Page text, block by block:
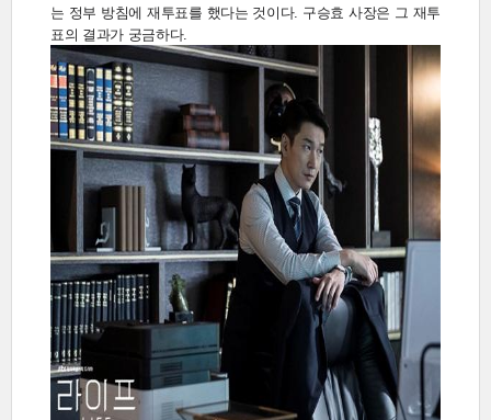
는 정부 방침에 재투표를 했다는 것이다. 구승효 사장은 그 재투
표의 결과가 궁금하다.